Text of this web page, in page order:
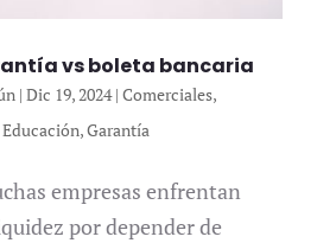
vs boleta bancaria
| Dic 19, 2024| Comerciales,
Educación,Garantía
empresas enfrentan
por depender de